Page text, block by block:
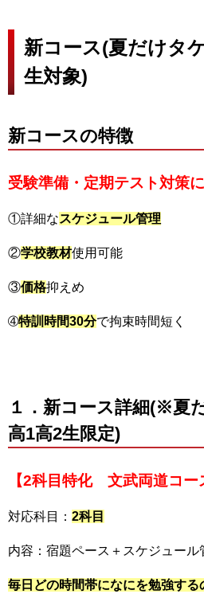
新コース(夏だけタ
生対象)
新コースの特徴
受験準備・定期テスト対策に
①詳細なスケジュール管理
②学校教材使用可能
③価格抑えめ
➃特訓時間30分で拘束時間短く
１．新コース詳細(※夏
高1高2生限定)
【2科目特化 文武両道コー
対応科目： 2科目
内容：宿題ペース＋スケジュール
毎日どの時間帯になにを勉強す